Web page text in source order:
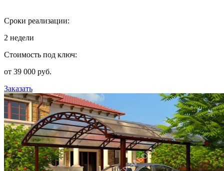
Сроки реализации:
2 недели
Стоимость под ключ:
от 39 000 руб.
Заказать